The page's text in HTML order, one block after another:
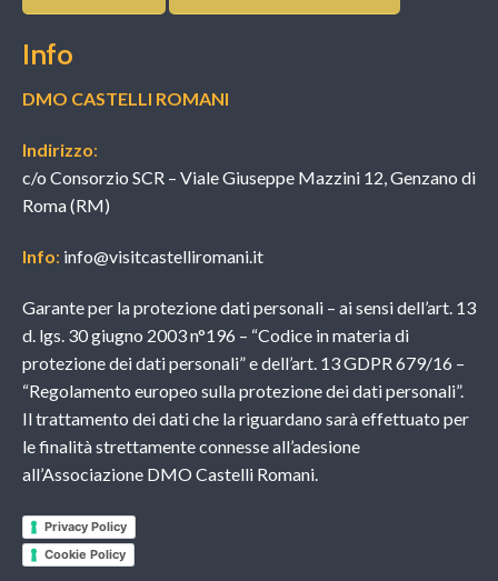
Info
DMO CASTELLI ROMANI
Indirizzo:
c/o Consorzio SCR – Viale Giuseppe Mazzini 12, Genzano di
Roma (RM)
Info: info@visitcastelliromani.it
Garante per la protezione dati personali – ai sensi dell’art. 13
d. lgs. 30 giugno 2003 n°196 – “Codice in materia di
protezione dei dati personali” e dell’art. 13 GDPR 679/16 –
“Regolamento europeo sulla protezione dei dati personali”.
Il trattamento dei dati che la riguardano sarà effettuato per
le finalità strettamente connesse all’adesione
all’Associazione DMO Castelli Romani.
Privacy Policy
Cookie Policy